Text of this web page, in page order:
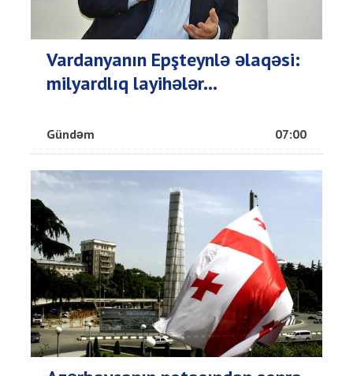
Vardanyanın Epşteynlə əlaqəsi:
milyardlıq layihələr...
Gündəm 07:00